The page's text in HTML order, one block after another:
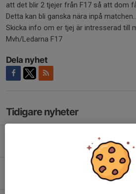
att det blir 2 tjejer från F17 så att dom
Detta kan bli ganska nära inpå
Skicka info om er tjej är intresserad till
Mvh/Ledarna F17
Dela nyhet
Tidigare nyheter
0